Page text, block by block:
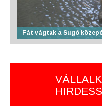
Fát vágtak a Sugó